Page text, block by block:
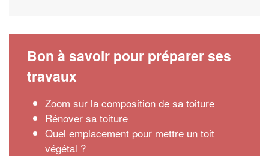
Bon à savoir pour préparer ses
travaux
Zoom sur la composition de sa toiture
Rénover sa toiture
Quel emplacement pour mettre un toit
végétal ?